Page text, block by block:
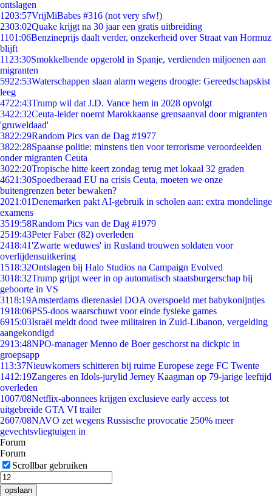
ontslagen
1203:57VrijMiBabes #316 (not very sfw!)
2303:02Quake krijgt na 30 jaar een gratis uitbreiding
1101:06Benzineprijs daalt verder, onzekerheid over Straat van Hormuz
blijft
11 23:30Smokkelbende opgerold in Spanje, verdienden miljoenen aan
migranten
5922:53Waterschappen slaan alarm wegens droogte: Gereedschapskist
leeg
4722:43Trump wil dat J.D. Vance hem in 2028 opvolgt
3422:32Ceuta-leider noemt Marokkaanse grensaanval door migranten
'gruweldaad'
3822:29Random Pics van de Dag #1977
3822:28Spaanse politie: minstens tien voor terrorisme veroordeelden
onder migranten Ceuta
3022:20Tropische hitte keert zondag terug met lokaal 32 graden
4621:30Spoedberaad EU na crisis Ceuta, moeten we onze
buitengrenzen beter bewaken?
2021:01Denemarken pakt AI-gebruik in scholen aan: extra mondelinge
examens
3519:58Random Pics van de Dag #1979
2519:43Peter Faber (82) overleden
2418:41'Zwarte weduwes' in Rusland trouwen soldaten voor
overlijdensuitkering
1518:32Ontslagen bij Halo Studios na Campaign Evolved
3018:32Trump grijpt weer in op automatisch staatsburgerschap bij
geboorte in VS
3118:19Amsterdams dierenasiel DOA overspoeld met babykonijntjes
1918:06PS5-doos waarschuwt voor einde fysieke games
6915:03Israël meldt dood twee militairen in Zuid-Libanon, vergelding
aangekondigd
2913:48NPO-manager Menno de Boer geschorst na dickpic in
groepsapp
113:37Nieuwkomers schitteren bij ruime Europese zege FC Twente
1412:19Zangeres en Idols-jurylid Jerney Kaagman op 79-jarige leeftijd
overleden
1007/08Netflix-abonnees krijgen exclusieve early access tot
uitgebreide GTA VI trailer
2607/08NAVO zet wegens Russische provocatie 250% meer
gevechtsvliegtuigen in
Forum
Forum
Scrollbar gebruiken
opslaan